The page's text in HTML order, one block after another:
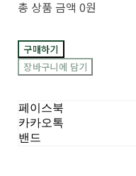
총 상품 금액 0원
구매하기
장바구니에 담기
페이스북
카카오톡
밴드